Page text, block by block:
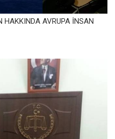
HAKKINDA AVRUPA İNSAN